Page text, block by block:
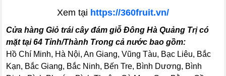
Xem tại https://360fruit.vn/
Cửa hàng Giỏ trái cây đám giỗ Đông Hà Quảng Trị có
mặt tại 64 Tỉnh/Thành Trong cả nước bao gồm:
Hồ Chí Minh, Hà Nội, An Giang, Vũng Tàu, Bạc Liêu, Bắc
Kạn, Bắc Giang, Bắc Ninh, Bến Tre, Bình Dương, Bình